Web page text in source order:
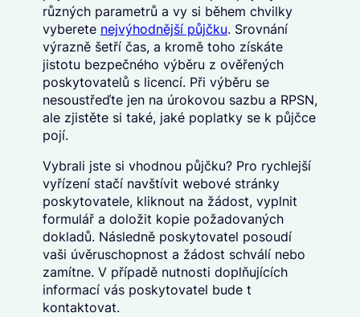
různých parametrů a vy si během chvilky
vyberete nejvýhodnější půjčku. Srovnání
výrazně šetří čas, a kromě toho získáte
jistotu bezpečného výběru z ověřených
poskytovatelů s licencí. Při výběru se
nesoustřeďte jen na úrokovou sazbu a RPSN,
ale zjistěte si také, jaké poplatky se k půjčce
pojí.
Vybrali jste si vhodnou půjčku? Pro rychlejší
vyřízení stačí navštívit webové stránky
poskytovatele, kliknout na žádost, vyplnit
formulář a doložit kopie požadovaných
dokladů. Následně poskytovatel posoudí
vaši úvěruschopnost a žádost schválí nebo
zamítne. V případě nutnosti doplňujících
informací vás poskytovatel bude t
kontaktovat.